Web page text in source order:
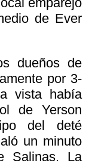
de Ever
dueños de
por 3-
vista había
de Yerson
del deté
un minuto
Salinas. La